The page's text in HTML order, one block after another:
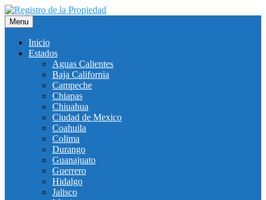
Saltar
al
contenido
Menu
Inicio
Estados
Aguas Calientes
Baja California
Campeche
Chiapas
Chiuahua
Ciudad de Mexico
Coahuila
Colima
Durango
Guanajuato
Guerrero
Hidalgo
Jalisco